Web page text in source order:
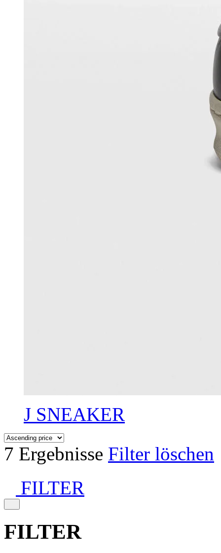
J SNEAKER
7 Ergebnisse Filter löschen
FILTER
FILTER